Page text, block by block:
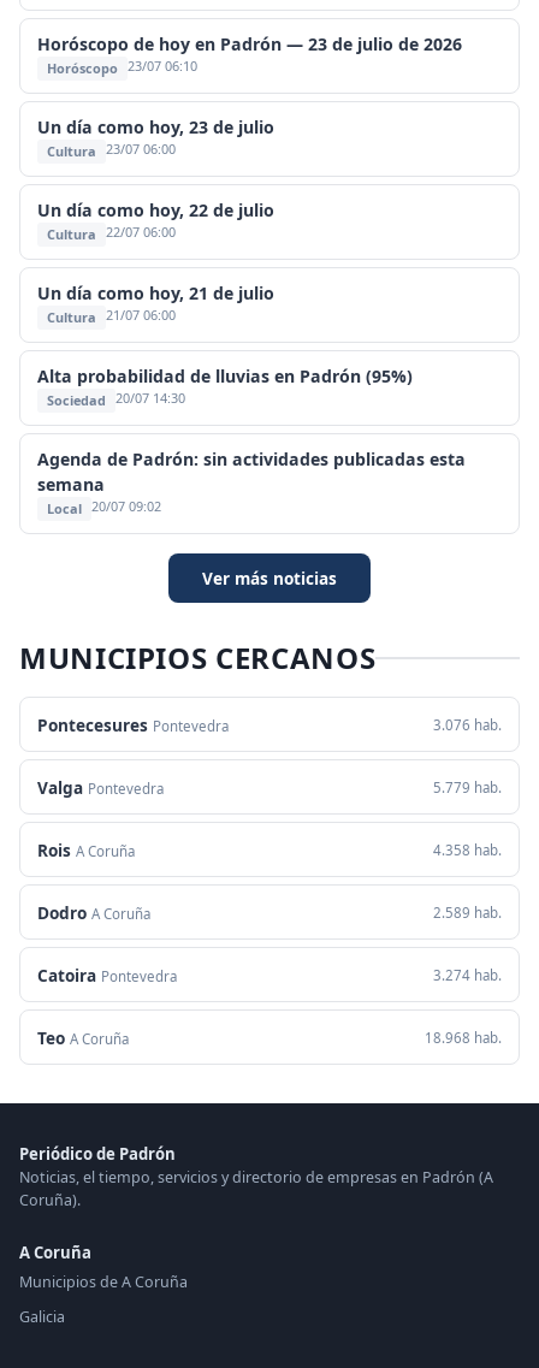
Horóscopo de hoy en Padrón — 23 de julio de 2026
Horóscopo 23/07 06:10
Un día como hoy, 23 de julio
Cultura 23/07 06:00
Un día como hoy, 22 de julio
Cultura 22/07 06:00
Un día como hoy, 21 de julio
Cultura 21/07 06:00
Alta probabilidad de lluvias en Padrón (95%)
Sociedad 20/07 14:30
Agenda de Padrón: sin actividades publicadas esta
semana
Local 20/07 09:02
Ver más noticias
MUNICIPIOS CERCANOS
Pontecesures Pontevedra 3.076 hab.
Valga Pontevedra 5.779 hab.
Rois A Coruña 4.358 hab.
Dodro A Coruña 2.589 hab.
Catoira Pontevedra 3.274 hab.
Teo A Coruña 18.968 hab.
Periódico de Padrón
Noticias, el tiempo, servicios y directorio de empresas en Padrón (A
Coruña).
A Coruña
Municipios de A Coruña
Galicia